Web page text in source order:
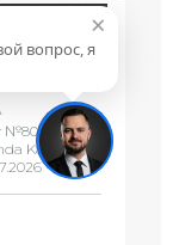
№80453
Kansai
×
вопрос, я